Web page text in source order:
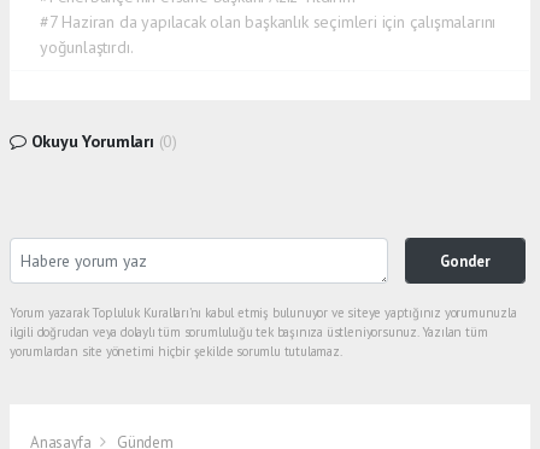
#7 Haziran da yapılacak olan başkanlık seçimleri için çalışmalarını
yoğunlaştırdı.
Okuyu Yorumları (0)
Gonder
Yorum yazarak Topluluk Kuralları’nı kabul etmiş bulunuyor ve siteye yaptığınız yorumunuzla
ilgili doğrudan veya dolaylı tüm sorumluluğu tek başınıza üstleniyorsunuz. Yazılan tüm
yorumlardan site yönetimi hiçbir şekilde sorumlu tutulamaz.
Anasayfa Gündem